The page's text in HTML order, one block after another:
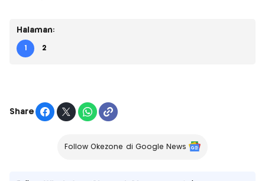
Halaman:
1 2
Share
Follow Okezone di Google News